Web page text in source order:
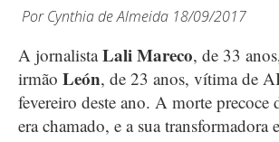
PorCynthia de Almeida 18/09/2017
A jornalistaLali Mareco, de 33
irmão León, de 23 anos, vítima de
fevereiro deste ano. A morte precoce
era chamado, e a sua transformadora